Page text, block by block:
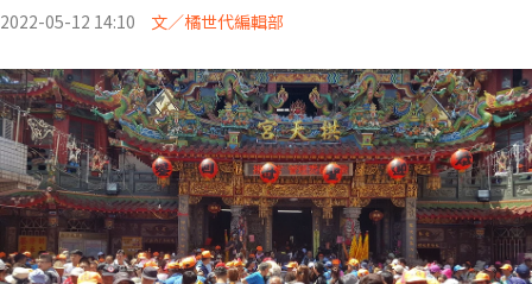
2022-05-12 14:10 文／橘世代編輯部